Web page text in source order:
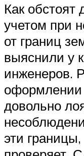
Как обстоят
учетом при
от границ
выяснили у
инженеров.
довольно
эти